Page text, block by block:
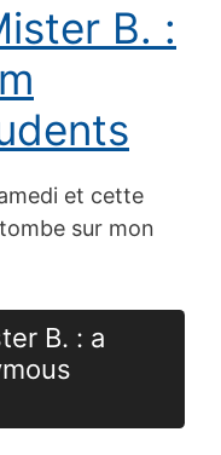
B. :
et cette
sur mon
B. : a